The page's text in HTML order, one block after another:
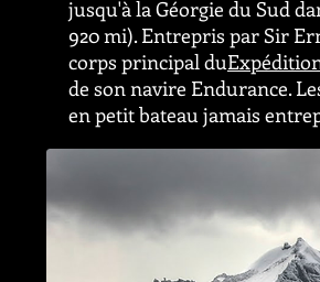
jusqu'à la Géorgie du Sud
920 mi). Entrepris par Sir
corps principal du
de son navire Endurance.
en petit bateau jamais